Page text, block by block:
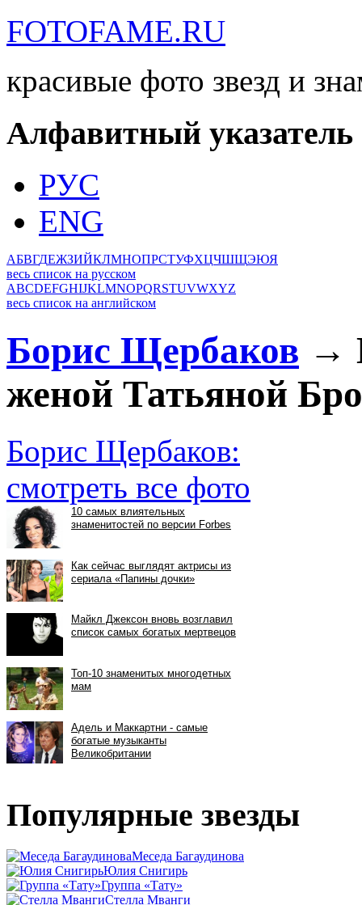
FOTOFAME.RU
красивые фото звезд и
Алфавитный указатель
РУС
ENG
АБВГДЕЖЗИЙКЛМНОПРСТУФХЦЧШЩЭЮЯ
весь список на русском
ABCDEFGHIJKLMNOPQRSTUVWXYZ
весь список на английском
Борис Щербаков →
женой Татьяной
Борис Щербаков:
смотреть все фото
Популярные звезды
Меседа Багаудинова
Юлия Снигирь
Группа «Тату»
Стелла Мванги